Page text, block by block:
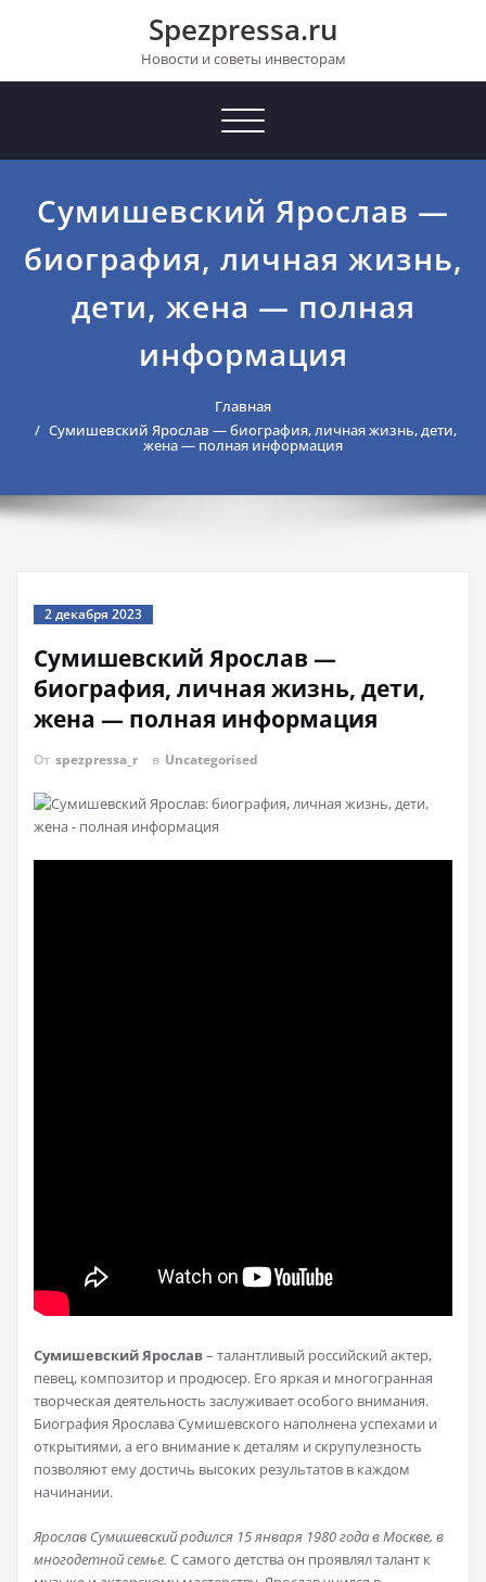
Spezpressa.ru
Новости и советы инвесторам
Toggle
Сумишевский Ярослав —
биография, личная жизнь,
дети, жена — полная
информация
Главная
Сумишевский Ярослав — биография, личная жизнь, дети,
жена — полная информация
2 декабря 2023
Сумишевский Ярослав —
биография, личная жизнь, дети,
жена — полная информация
От spezpressa_r в Uncategorised
Сумишевский Ярослав– талантливый российский актер,
певец, композитор и продюсер. Его яркая и многогранная
творческая деятельность заслуживает особого внимания.
Биография Ярослава Сумишевского наполнена успехами и
открытиями, а его внимание к деталям и скрупулезность
позволяют ему достичь высоких результатов в каждом
начинании.
Ярослав Сумишевский родился 15 января 1980 года в Москве, в
многодетной семье. С самого детства он проявлял талант к